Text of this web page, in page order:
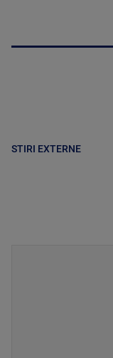
STIRI EXTERNE